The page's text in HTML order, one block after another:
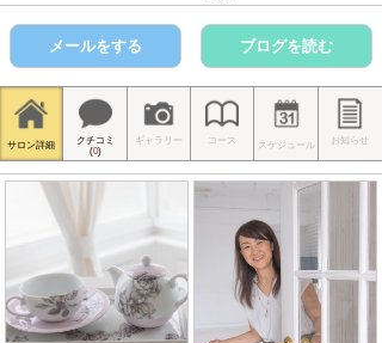
メールをする ブログを読む
サロン詳細
クチコミ
(0)
ギャラリー コース スケジュール お知らせ